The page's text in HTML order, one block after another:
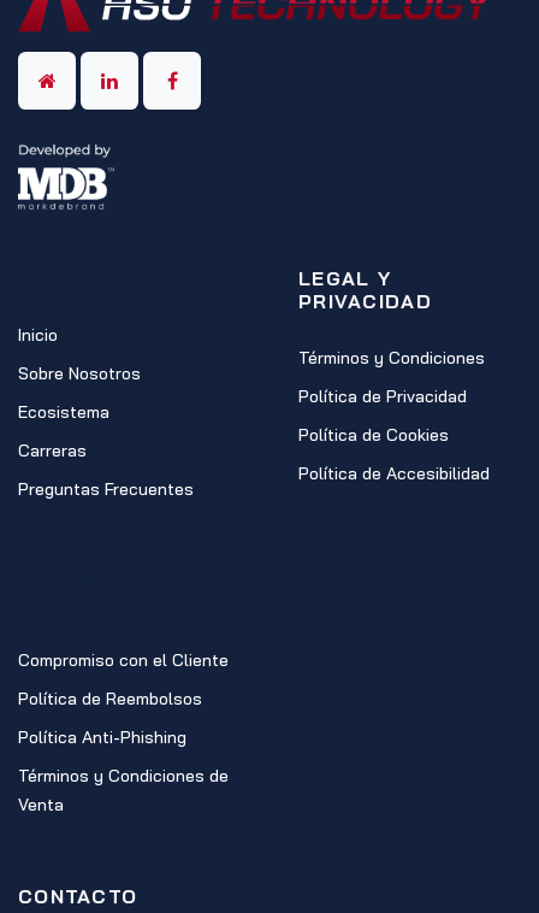
Inicio
Sobre Nosotros
Ecosistema
Carreras
Preguntas Frecuentes
LEGAL Y
PRIVACIDAD
Términos y Condiciones
Política de Privacidad
Política de Cookies
Política de Accesibilidad
Compromiso con el Cliente
Política de Reembolsos
Política Anti-Phishing
Términos y Condiciones de
Venta
CONTACTO